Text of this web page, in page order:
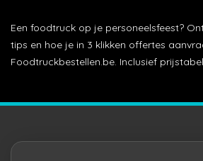
Een foodtruck op je personeelsfeest?
tips en hoe je in 3 klikken offertes
Foodtruckbestellen.be. Inclusief